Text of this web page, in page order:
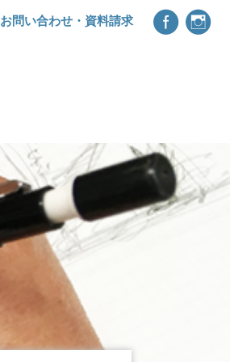
お問い合わせ・資料請求  